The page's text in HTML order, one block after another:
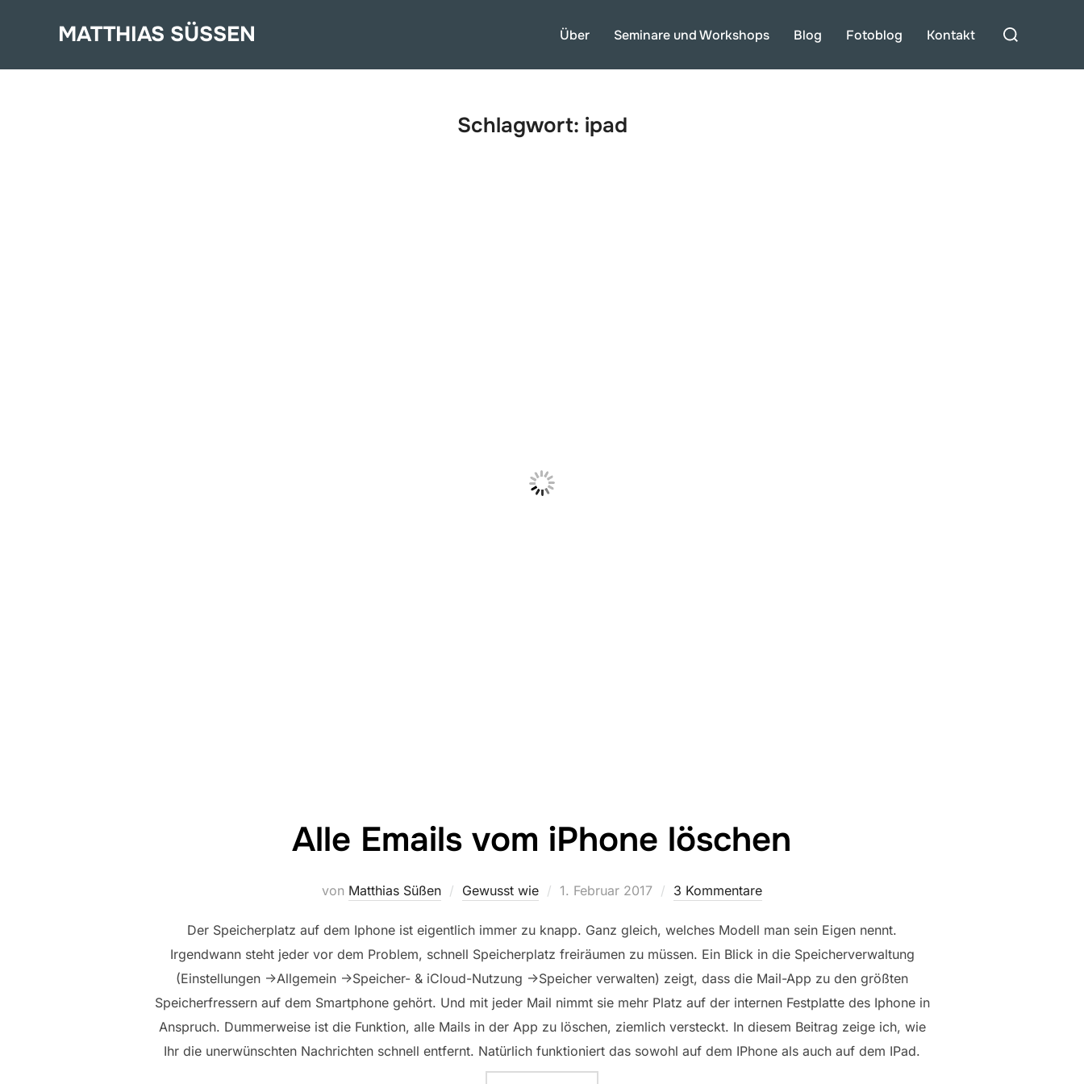
MATTHIAS SÜSSEN Über Seminare und Workshops Blog Fotoblog Kontakt
Suchen
Schlagwort: ipad
Alle Emails vom iPhone löschen
von Matthias Süßen Gewusst wie
Veröffentlicht
1. Februar 2017 3 Kommentare
Der Speicherplatz auf dem Iphone ist eigentlich immer zu knapp. Ganz gleich, welches Modell man sein Eigen nennt.
Irgendwann steht jeder vor dem Problem, schnell Speicherplatz freiräumen zu müssen. Ein Blick in die Speicherverwaltung
(Einstellungen ->Allgemein ->Speicher- & iCloud-Nutzung ->Speicher verwalten) zeigt, dass die Mail-App zu den größten
Speicherfressern auf dem Smartphone gehört. Und mit jeder Mail nimmt sie mehr Platz auf der internen Festplatte des Iphone in
Anspruch. Dummerweise ist die Funktion, alle Mails in der App zu löschen, ziemlich versteckt. In diesem Beitrag zeige ich, wie
Ihr die unerwünschten Nachrichten schnell entfernt. Natürlich funktioniert das sowohl auf dem IPhone als auch auf dem IPad.